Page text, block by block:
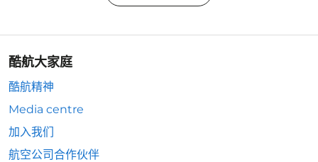
酷航大家庭
酷航精神
Media centre
加入我们
航空公司合作伙伴